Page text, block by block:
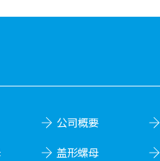
公司概要
盖形螺母